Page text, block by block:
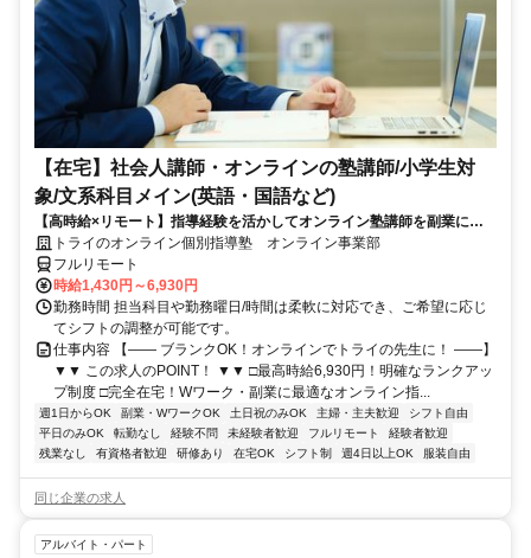
【在宅】社会人講師・オンラインの塾講師/小学生対
象/文系科目メイン(英語・国語など)
【高時給×リモート】指導経験を活かしてオンライン塾講師を副業に！
週1～OK！
トライのオンライン個別指導塾 オンライン事業部
フルリモート
時給1,430円～6,930円
勤務時間 担当科目や勤務曜日/時間は柔軟に対応でき、ご希望に応じ
てシフトの調整が可能です。
仕事内容 【―― ブランクOK！オンラインでトライの先生に！ ――】
▼▼ この求人のPOINT！ ▼▼ □最高時給6,930円！明確なランクアッ
プ制度 □完全在宅！Wワーク・副業に最適なオンライン指...
週1日からOK 副業・WワークOK 土日祝のみOK 主婦・主夫歓迎
シフト自由
平日のみOK
転勤なし 経験不問 未経験者歓迎 フルリモート
経験者歓迎
残業なし
有資格者歓迎 研修あり 在宅OK シフト制 週4日以上OK 服装自由
同じ企業の求人
アルバイト・パート